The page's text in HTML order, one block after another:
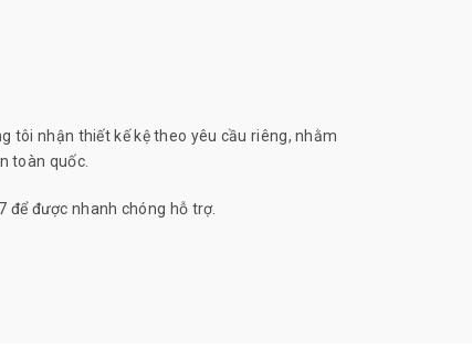
tôi nhận thiết kế kệ theo yêu cầu riêng, nhằm
toàn quốc.
để được nhanh chóng hỗ trợ.